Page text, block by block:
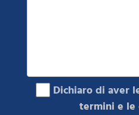
Dichiaro di aver
termini e le